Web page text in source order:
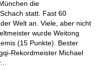
die
statt. Fast 60
Welt an. Viele, aber nicht
wurde Weitong
(15 Punkte). Bester
Rekordmeister Michael